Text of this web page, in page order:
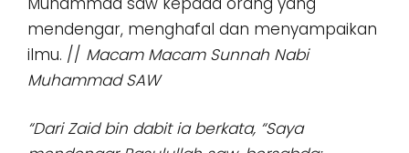
mendengar, menghafal dan menyampaikan
ilmu. // Macam Macam Sunnah Nabi
Muhammad SAW
“Dari Zaid bin dabit ia berkata, “Saya